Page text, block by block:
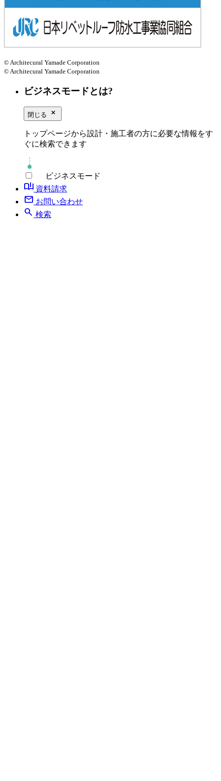
© Architecural Yamade Corporation
© Architecural Yamade Corporation
ビジネスモードとは?
閉じる close_small
トップページから設計・施工者の方に必要な情報をす
ぐに検索できます
ビジネスモード
book_ribbon 資料請求
mail お問い合わせ
search 検索